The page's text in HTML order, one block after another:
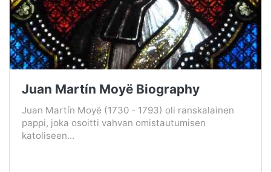
Juan Martín Moyë Biography
Juan Martín Moyë (1730 - 1793) oli ranskalainen
pappi, joka osoitti vahvan omistautumisen
katoliseen...